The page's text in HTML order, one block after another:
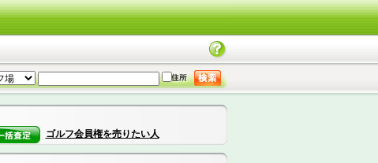
ゴルフ会員権を売りたい人